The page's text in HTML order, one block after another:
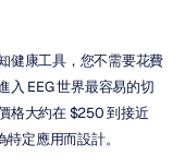
健康工具，您不需要花費
入 EEG 世界最容易的切
格大約在 $250 到接近
定應用而設計。